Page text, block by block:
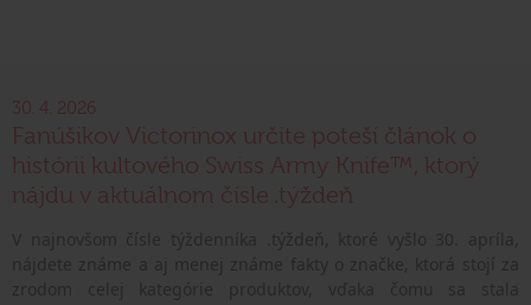
30. 4. 2026
Fanúšikov Victorinox určite poteší článok o
histórii kultového Swiss Army Knife™, ktorý
nájdu v aktuálnom čísle .týždeň